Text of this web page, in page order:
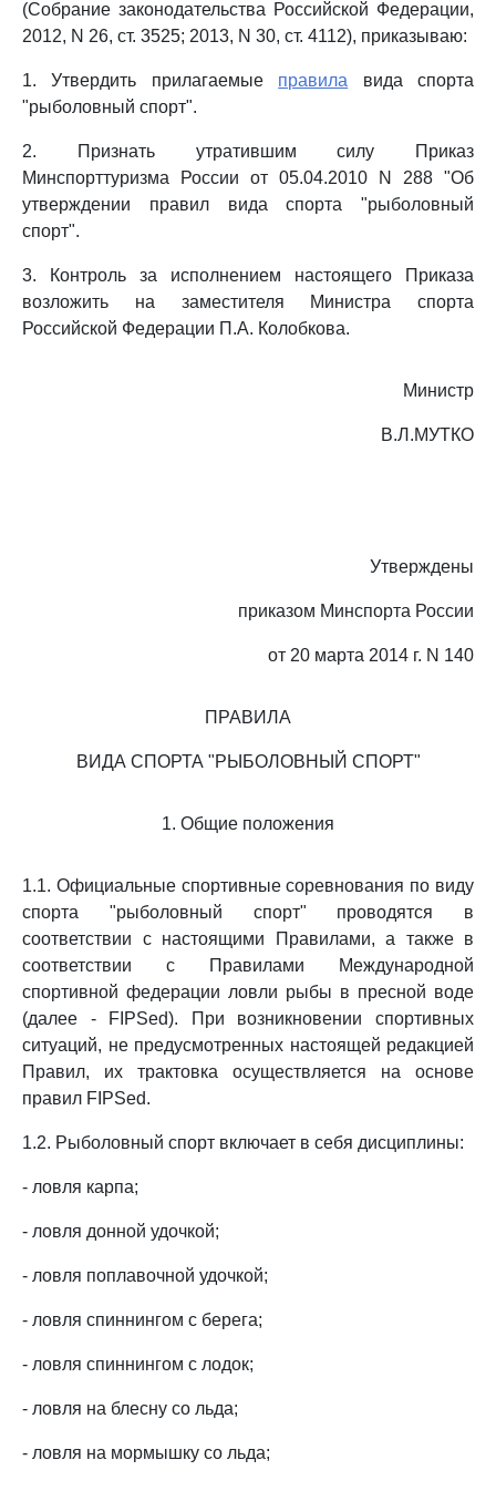
(Собрание законодательства Российской Федерации,
2012, N 26, ст. 3525; 2013, N 30, ст. 4112), приказываю:
1. Утвердить прилагаемые правила вида спорта
"рыболовный спорт".
2. Признать утратившим силу Приказ
Минспорттуризма России от 05.04.2010 N 288 "Об
утверждении правил вида спорта "рыболовный
спорт".
3. Контроль за исполнением настоящего Приказа
возложить на заместителя Министра спорта
Российской Федерации П.А. Колобкова.
Министр
В.Л.МУТКО
Утверждены
приказом Минспорта России
от 20 марта 2014 г. N 140
ПРАВИЛА
ВИДА СПОРТА "РЫБОЛОВНЫЙ СПОРТ"
1. Общие положения
1.1. Официальные спортивные соревнования по виду
спорта "рыболовный спорт" проводятся в
соответствии с настоящими Правилами, а также в
соответствии с Правилами Международной
спортивной федерации ловли рыбы в пресной воде
(далее - FIPSed). При возникновении спортивных
ситуаций, не предусмотренных настоящей редакцией
Правил, их трактовка осуществляется на основе
правил FIPSed.
1.2. Рыболовный спорт включает в себя дисциплины:
- ловля карпа;
- ловля донной удочкой;
- ловля поплавочной удочкой;
- ловля спиннингом с берега;
- ловля спиннингом с лодок;
- ловля на блесну со льда;
- ловля на мормышку со льда;